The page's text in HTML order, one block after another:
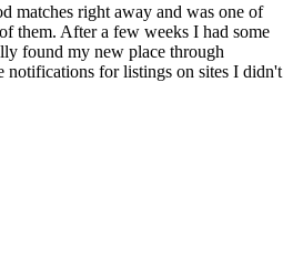
matches right away and was one of
them. After a few weeks I had some
found my new place through
notifications for listings on sites I didn't